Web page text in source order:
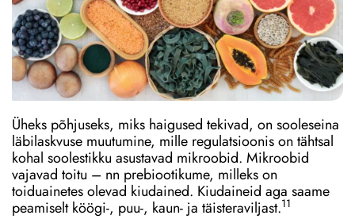
Üheks põhjuseks, miks haigused tekivad, on sooleseina
läbilaskvuse muutumine, mille regulatsioonis on tähtsal
kohal soolestikku asustavad mikroobid. Mikroobid
vajavad toitu – nn prebiootikume, milleks on
toiduainetes olevad kiudained. Kiudaineid aga saame
peamiselt köögi-, puu-, kaun- ja täisteraviljast.11